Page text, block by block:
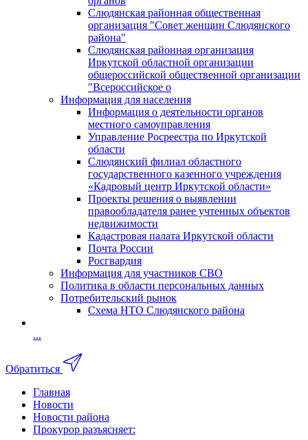
Слюдянская районная общественная
организация "Совет женщин Слюдянского
района"
Слюдянская районная организация
Иркутской областной организации
общероссийской общественной организации
"Всероссийское о
Информация для населения
Информация о деятельности органов
местного самоуправления
Управление Росреестра по Иркутской
области
Слюдянский филиал областного
государственного казенного учреждения
«Кадровый центр Иркутской области»
Проекты решения о выявлении
правообладателя ранее учтенных объектов
недвижимости
Кадастровая палата Иркутской области
Почта России
Росгвардия
Информация для участников СВО
Политика в области персональных данных
Потребительский рынок
Схема НТО Слюдянского района
...
Обратиться
Главная
Новости
Новости района
Прокурор разъясняет: